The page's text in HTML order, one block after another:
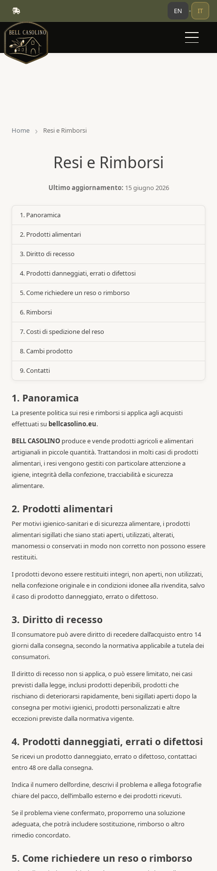
EN • IT
Home Resi e Rimborsi
Resi e Rimborsi
Ultimo aggiornamento: 15 giugno 2026
1. Panoramica
2. Prodotti alimentari
3. Diritto di recesso
4. Prodotti danneggiati, errati o difettosi
5. Come richiedere un reso o rimborso
6. Rimborsi
7. Costi di spedizione del reso
8. Cambi prodotto
9. Contatti
1. Panoramica
La presente politica sui resi e rimborsi si applica agli acquisti
effettuati su bellcasolino.eu.
BELL CASOLINO produce e vende prodotti agricoli e alimentari
artigianali in piccole quantità. Trattandosi in molti casi di prodotti
alimentari, i resi vengono gestiti con particolare attenzione a
igiene, integrità della confezione, tracciabilità e sicurezza
alimentare.
2. Prodotti alimentari
Per motivi igienico-sanitari e di sicurezza alimentare, i prodotti
alimentari sigillati che siano stati aperti, utilizzati, alterati,
manomessi o conservati in modo non corretto non possono essere
restituiti.
I prodotti devono essere restituiti integri, non aperti, non utilizzati,
nella confezione originale e in condizioni idonee alla rivendita, salvo
il caso di prodotto danneggiato, errato o difettoso.
3. Diritto di recesso
Il consumatore può avere diritto di recedere dall’acquisto entro 14
giorni dalla consegna, secondo la normativa applicabile a tutela dei
consumatori.
Il diritto di recesso non si applica, o può essere limitato, nei casi
previsti dalla legge, inclusi prodotti deperibili, prodotti che
rischiano di deteriorarsi rapidamente, beni sigillati aperti dopo la
consegna per motivi igienici, prodotti personalizzati e altre
eccezioni previste dalla normativa vigente.
4. Prodotti danneggiati, errati o difettosi
Se ricevi un prodotto danneggiato, errato o difettoso, contattaci
entro 48 ore dalla consegna.
Indica il numero dell’ordine, descrivi il problema e allega fotografie
chiare del pacco, dell’imballo esterno e dei prodotti ricevuti.
Se il problema viene confermato, proporremo una soluzione
adeguata, che potrà includere sostituzione, rimborso o altro
rimedio concordato.
5. Come richiedere un reso o rimborso